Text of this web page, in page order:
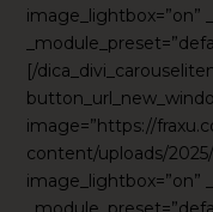
image_lightbox=”on”
[/
image=”https://
content/uploads/
image_lightbox=”on”